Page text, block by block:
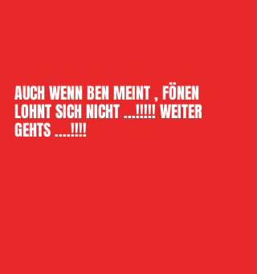
AUCH WENN BEN MEINT , FÖNEN
LOHNT SICH NICHT ...!!!!! WEITER
GEHTS ....!!!!